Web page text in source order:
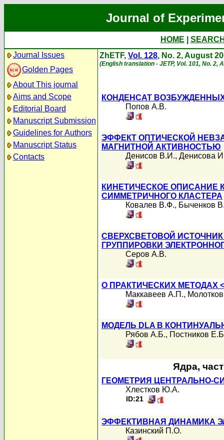
Journal of
HOME
Journal Issues
Golden Pages
About This journal
Aims and Scope
Editorial Board
Manuscript Submission
Guidelines for Authors
Manuscript Status
Contacts
ZhETF, Vol. 128, No. 2, August
(English translation - JETP, Vol. 101, No. 2,
КОНДЕНСАТ
Попов А.В.
ЭФФЕКТ ОПТИЧЕСКОЙ
МАГНИТНОЙ АКТИВНОСТЬЮ
Денисов В.И., Денисова
КИНЕТИЧЕСКОЕ ОПИСАНИЕ
СИММЕТРИЧНОГО КЛАСТЕРА
Ковалев В.Ф., Быченков
СВЕРХСВЕТОВОЙ
ГРУППИРОВКИ
Серов А.В.
О ПРАКТИЧЕСКИХ МЕТОДАХ
Маккавеев А.П.,
МОДЕЛЬ DLA В
Рябов А.Б., Постников
Ядра,
ГЕОМЕТРИЯ ЦЕНТРАЛЬНО-
Хлестков Ю.А.
ID:21
ЭФФЕКТИВНАЯ ДИНАМИКА
Казинский П.О.